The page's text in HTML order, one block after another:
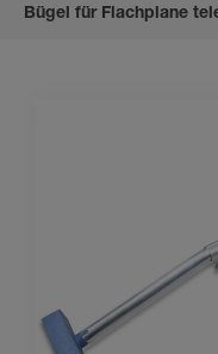
Bügel für Flachplane